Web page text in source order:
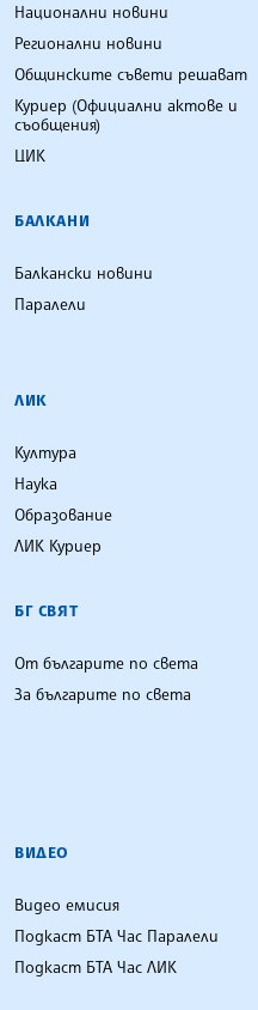
Национални новини
Регионални новини
Общинските съвети решават
Куриер (Официални актове и
съобщения)
ЦИК
БАЛКАНИ
Балкански новини
Паралели
ЛИК
Култура
Наука
Образование
ЛИК Куриер
БГ СВЯТ
От българите по света
За българите по света
ВИДЕО
Видео емисия
Подкаст БТА Час Паралели
Подкаст БТА Час ЛИК